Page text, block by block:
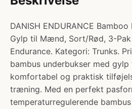
DANISH ENDURANCE
Gylp til Mænd, Sort/Rød, 3-
Endurance. Kategori: Trunks.
bambus underbukser med
komfortabel og praktisk
træning. Med en perfekt
temperaturregulerende